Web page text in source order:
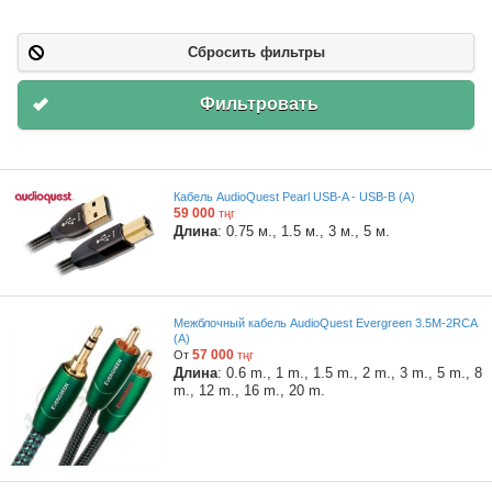
Сбросить фильтры
Фильтровать
Кабель AudioQuest Pearl USB-A - USB-B (A)
59 000 тңг
Длина: 0.75 м., 1.5 м., 3 м., 5 м.
Межблочный кабель AudioQuest Evergreen 3.5M-2RCA
(A)
От 57 000 тңг
Длина: 0.6 m., 1 m., 1.5 m., 2 m., 3 m., 5 m., 8
m., 12 m., 16 m., 20 m.